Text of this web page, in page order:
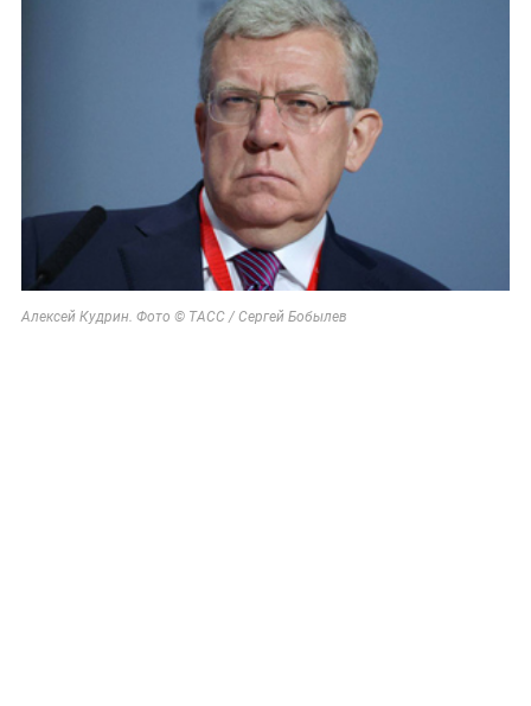
Алексей Кудрин. Фото © ТАСС / Сергей Бобылев